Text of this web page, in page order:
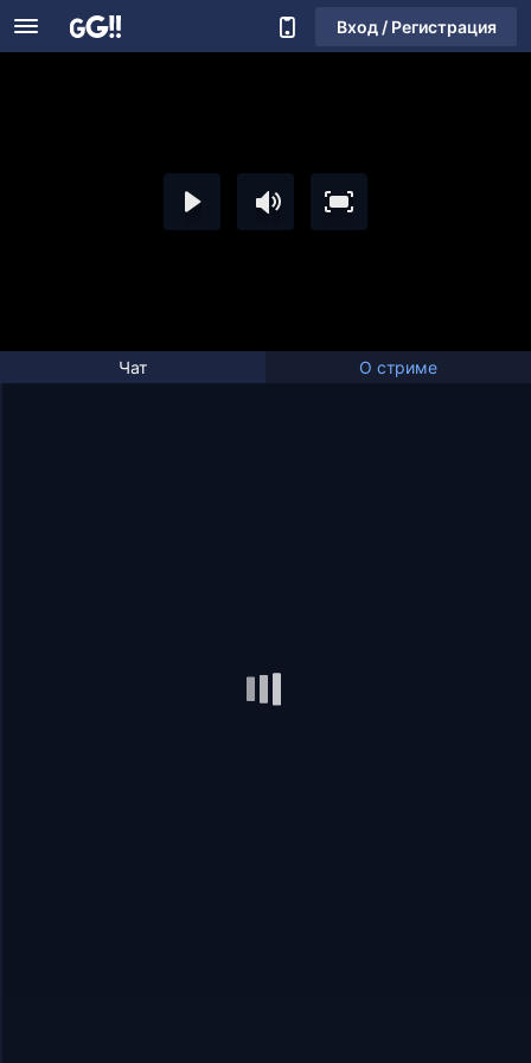
Вход / Регистрация
Чат О стриме